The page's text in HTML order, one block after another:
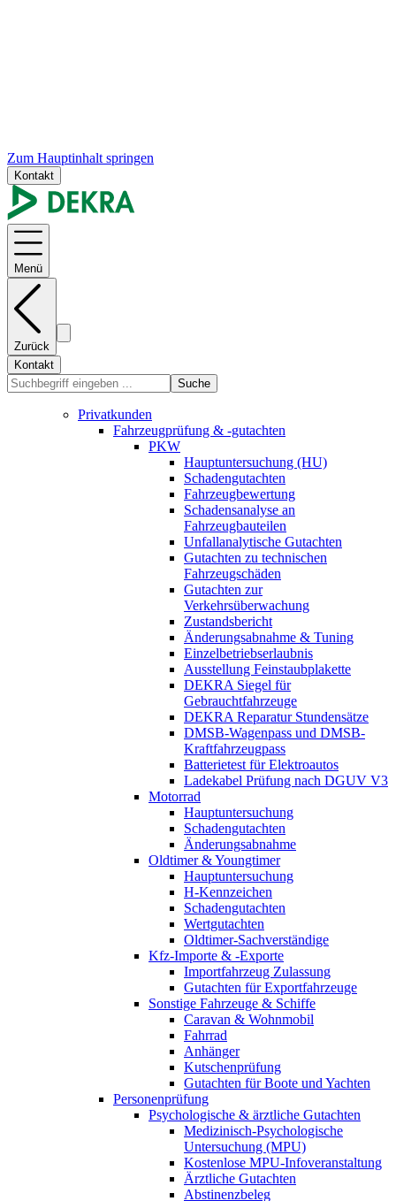
Zum Hauptinhalt springen
Kontakt
Menü
Zurück
Kontakt
Suche
Privatkunden
Fahrzeugprüfung & -gutachten
PKW
Hauptuntersuchung (HU)
Schadengutachten
Fahrzeugbewertung
Schadensanalyse an
Fahrzeugbauteilen
Unfallanalytische Gutachten
Gutachten zu technischen
Fahrzeugschäden
Gutachten zur
Verkehrsüberwachung
Zustandsbericht
Änderungsabnahme & Tuning
Einzelbetriebserlaubnis
Ausstellung Feinstaubplakette
DEKRA Siegel für
Gebrauchtfahrzeuge
DEKRA Reparatur Stundensätze
DMSB-Wagenpass und DMSB-
Kraftfahrzeugpass
Batterietest für Elektroautos
Ladekabel Prüfung nach DGUV V3
Motorrad
Hauptuntersuchung
Schadengutachten
Änderungsabnahme
Oldtimer & Youngtimer
Hauptuntersuchung
H-Kennzeichen
Schadengutachten
Wertgutachten
Oldtimer-Sachverständige
Kfz-Importe & -Exporte
Importfahrzeug Zulassung
Gutachten für Exportfahrzeuge
Sonstige Fahrzeuge & Schiffe
Caravan & Wohnmobil
Fahrrad
Anhänger
Kutschenprüfung
Gutachten für Boote und Yachten
Personenprüfung
Psychologische & ärztliche Gutachten
Medizinisch-Psychologische
Untersuchung (MPU)
Kostenlose MPU-Infoveranstaltung
Ärztliche Gutachten
Abstinenzbeleg